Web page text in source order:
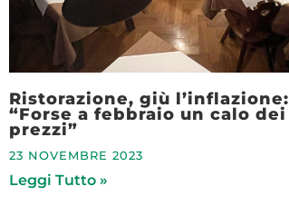
Ristorazione, giù l’inflazione:
“Forse a febbraio un calo dei
prezzi”
23 NOVEMBRE 2023
Leggi Tutto »